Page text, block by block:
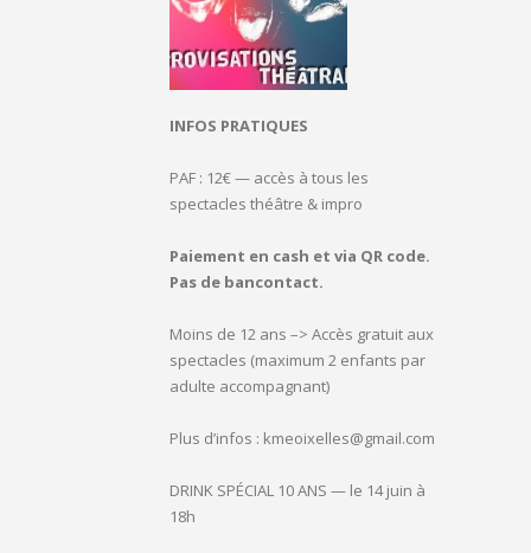
INFOS PRATIQUES
PAF : 12€ — accès à tous les
spectacles théâtre & impro
Paiement en cash et via QR code.
Pas de bancontact.
Moins de 12 ans –> Accès gratuit aux
spectacles (maximum 2 enfants par
adulte accompagnant)
Plus d’infos : kmeoixelles@gmail.com
DRINK SPÉCIAL 10 ANS — le 14 juin à
18h